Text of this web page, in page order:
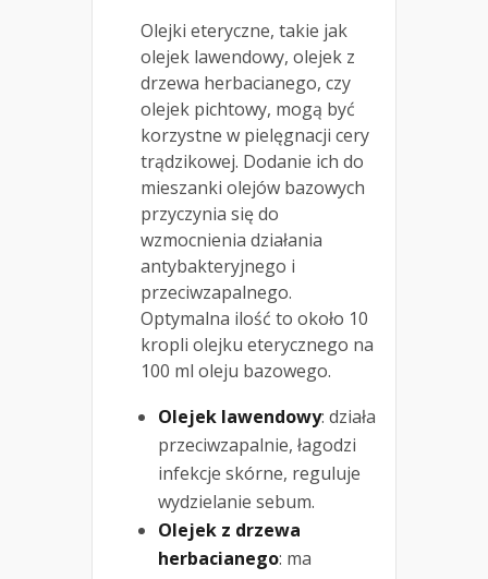
Olejki eteryczne, takie jak
olejek lawendowy, olejek z
drzewa herbacianego, czy
olejek pichtowy, mogą być
korzystne w pielęgnacji cery
trądzikowej. Dodanie ich do
mieszanki olejów bazowych
przyczynia się do
wzmocnienia działania
antybakteryjnego i
przeciwzapalnego.
Optymalna ilość to około 10
kropli olejku eterycznego na
100 ml oleju bazowego.
Olejek lawendowy: działa
przeciwzapalnie, łagodzi
infekcje skórne, reguluje
wydzielanie sebum.
Olejek z drzewa
herbacianego: ma